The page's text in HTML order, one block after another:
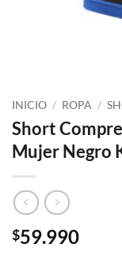
INICIO / ROPA /
Short
Mujer Negro
$59.990